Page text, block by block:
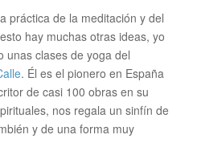
práctica de la meditación y del
hay muchas otras ideas, yo
unas clases de yoga del
. Él es el pionero en España
de casi 100 obras en su
nos regala un sinfín de
y de una forma muy